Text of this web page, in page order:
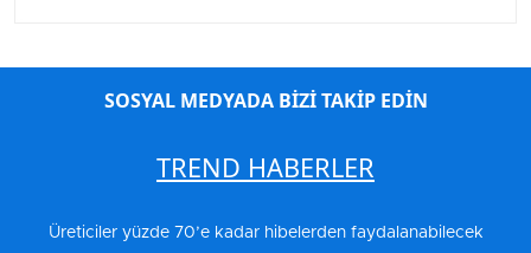
SOSYAL MEDYADA BİZİ TAKİP EDİN
TREND HABERLER
Üreticiler yüzde 70’e kadar hibelerden faydalanabilecek